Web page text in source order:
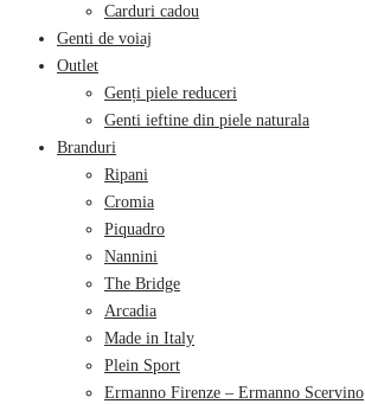
Carduri cadou
Genti de voiaj
Outlet
Genți piele reduceri
Genti ieftine din piele naturala
Branduri
Ripani
Cromia
Piquadro
Nannini
The Bridge
Arcadia
Made in Italy
Plein Sport
Ermanno Firenze – Ermanno Scervino